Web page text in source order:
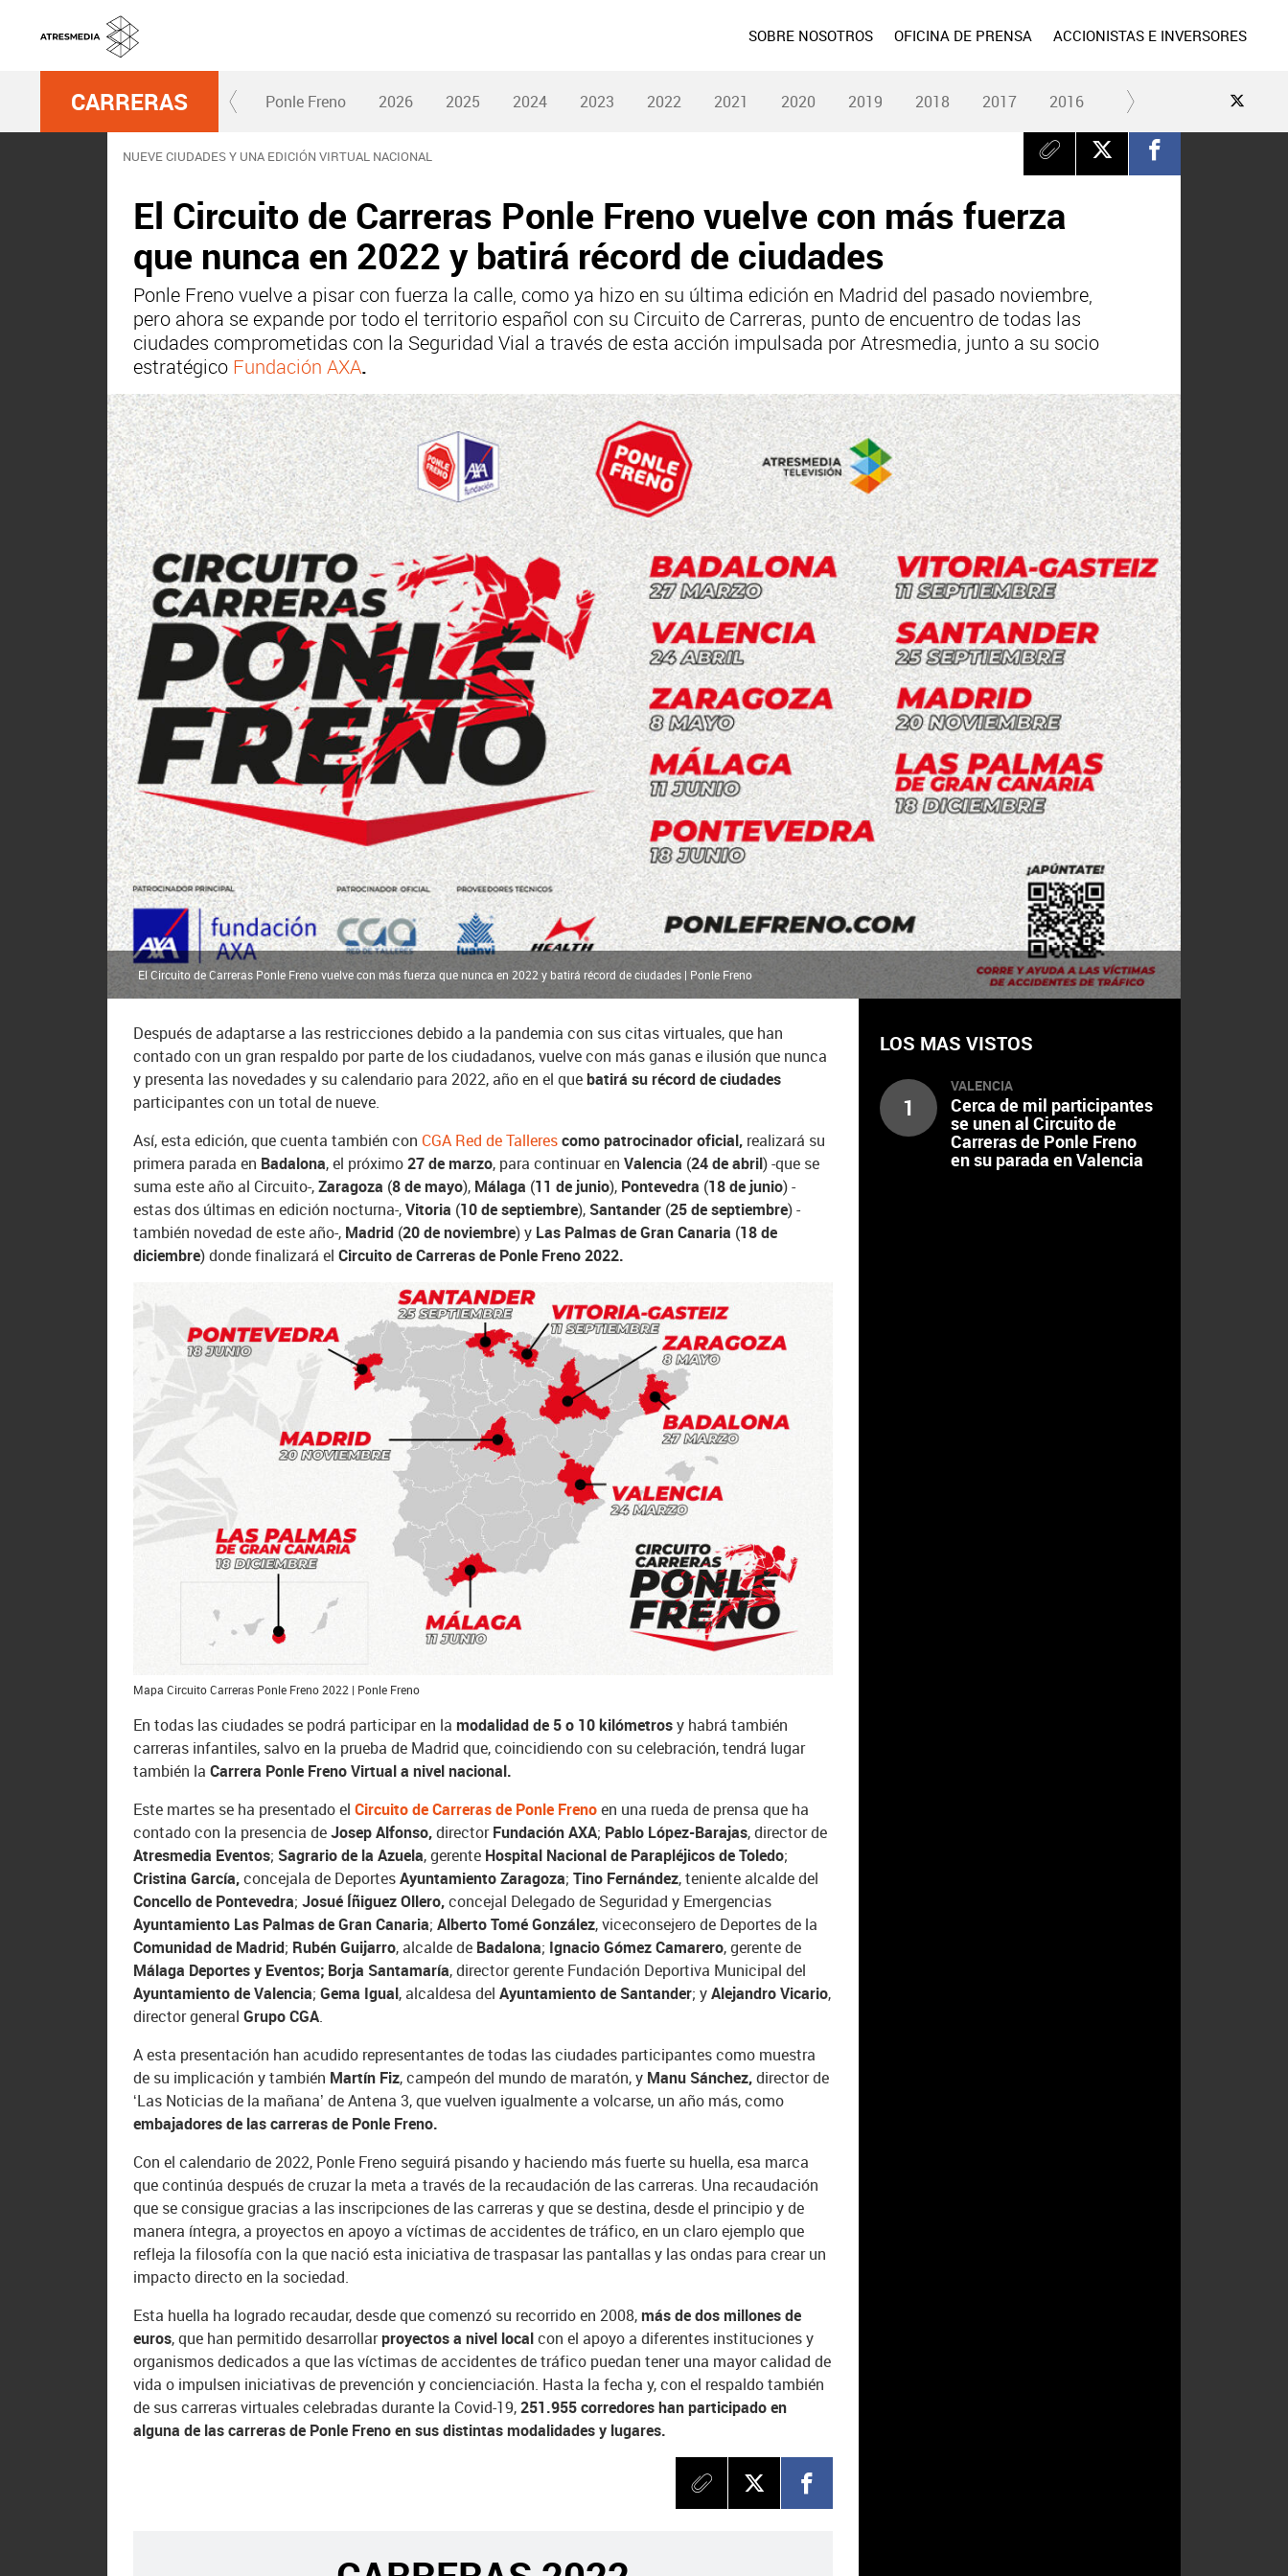
SOBRE NOSOTROS OFICINA DE PRENSA ACCIONISTAS E INVERSORES
CARRERAS Ponle Freno 2026 2025 2024 2023 2022 2021 2020 2019 2018 2017 2016 2015
NUEVE CIUDADES Y UNA EDICIÓN VIRTUAL NACIONAL
El Circuito de Carreras Ponle Freno vuelve con más fuerza
que nunca en 2022 y batirá récord de ciudades
Ponle Frenovuelve a pisar con fuerza la calle, como ya hizo en su última edición en Madrid del pasado noviembre,
pero ahora se expande por todo el territorio español con su Circuito de Carreras, punto de encuentro de todas las
ciudades comprometidas con la Seguridad Vial a través de esta acción impulsada por Atresmedia, junto a su socio
estratégico Fundación AXA.
El Circuito de Carreras Ponle Freno vuelve con más fuerza que nunca en 2022 y batirá récord de ciudades | Ponle Freno
Después de adaptarse a las restricciones debido a la pandemia con sus citas virtuales, que han
contado con un gran respaldo por parte de los ciudadanos, vuelve con más ganas e ilusión que nunca
y presenta las novedades y su calendario para 2022, año en el quebatirá su récord de ciudades
participantes con un total de nueve.
Así, esta edición, que cuenta también con CGA Red de Tallerescomo patrocinador oficial, realizará su
primera parada en Badalona, el próximo27 de marzo, para continuar enValencia (24 de abril) -que se
suma este año al Circuito-,Zaragoza (8 de mayo), Málaga (11 de junio), Pontevedra (18 de junio) -
estas dos últimas en edición nocturna-,Vitoria (10 de septiembre), Santander (25 de septiembre) -
también novedad de este año-, Madrid (20 de noviembre) y Las Palmas de Gran Canaria (18 de
diciembre) donde finalizará elCircuito de Carreras de Ponle Freno 2022.
Mapa Circuito Carreras Ponle Freno 2022 | Ponle Freno
En todas las ciudades se podrá participar en lamodalidad de 5 o 10 kilómetrosy habrá también
carreras infantiles, salvo en la prueba de Madrid que, coincidiendo con su celebración, tendrá lugar
también la Carrera Ponle Freno Virtual a nivel nacional.
Este martes se ha presentado elCircuito de Carreras de Ponle Frenoen una rueda de prensa que ha
contado con la presencia deJosep Alfonso,directorFundación AXA; Pablo López-Barajas, director de
Atresmedia Eventos; Sagrario de la Azuela, gerente Hospital Nacional de Parapléjicos de Toledo;
Cristina García,concejala de DeportesAyuntamiento Zaragoza;Tino Fernández, teniente alcalde del
Concello de Pontevedra;Josué Íñiguez Ollero,concejal Delegado de Seguridad y Emergencias
Ayuntamiento Las Palmas de Gran Canaria;Alberto Tomé González, viceconsejero de Deportes de la
Comunidad de Madrid; Rubén Guijarro, alcalde de Badalona; Ignacio GómezCamarero, gerente de
Málaga Deportes y Eventos; Borja Santamaría, director gerente Fundación Deportiva Municipal del
Ayuntamiento de Valencia; Gema Igual, alcaldesa delAyuntamiento de Santander; yAlejandro Vicario,
director general Grupo CGA.
A esta presentación han acudido representantes de todas las ciudades participantes como muestra
de su implicación y también Martín Fiz, campeón del mundo de maratón, y Manu Sánchez,director de
‘Las Noticias de la mañana’ de Antena 3, que vuelven igualmente a volcarse, un año más, como
embajadores de las carreras de Ponle Freno.
Con el calendario de 2022, Ponle Freno seguirá pisando y haciendo más fuerte su huella, esa marca
que continúa después de cruzar la meta a través de la recaudación de las carreras. Una recaudación
que se consigue gracias a las inscripciones de las carreras y que se destina, desde el principio y de
manera íntegra, a proyectos en apoyo a víctimas de accidentes de tráfico, en un claro ejemplo que
refleja la filosofía con la que nació esta iniciativa de traspasar las pantallas y las ondas para crear un
impacto directo en la sociedad.
Esta huella ha logrado recaudar, desde que comenzó su recorrido en 2008,más de dos millones de
euros, que han permitido desarrollarproyectos a nivel localcon el apoyo a diferentes institucionesy
organismos dedicados a que las víctimas de accidentes de tráfico puedan tener una mayor calidad de
vida o impulsen iniciativas de prevención y concienciación. Hasta la fecha y, con el respaldo también
de sus carreras virtuales celebradas durante la Covid-19,251.955 corredores han participado en
alguna de las carreras de Ponle Freno en sus distintas modalidades y lugares.
LOS MAS VISTOS
1
VALENCIA
Cerca de mil participantes
se unen al Circuito de
Carreras de Ponle Freno
en su parada en Valencia
de 2022